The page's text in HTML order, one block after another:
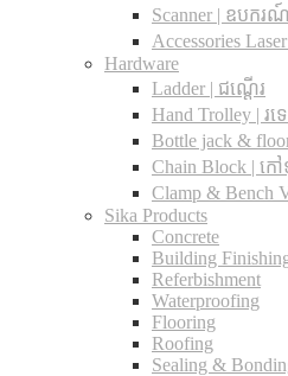
Scanner | ឧបករណ៍
Accessories
Hardware
Ladder | ជណ្តើរ
Hand Trolley | រទ
Bottle jack &
Chain Block | ក
Clamp & Bench
Sika Products
Concrete
Building
Referbishment
Waterproofing
Flooring
Roofing
Sealing &